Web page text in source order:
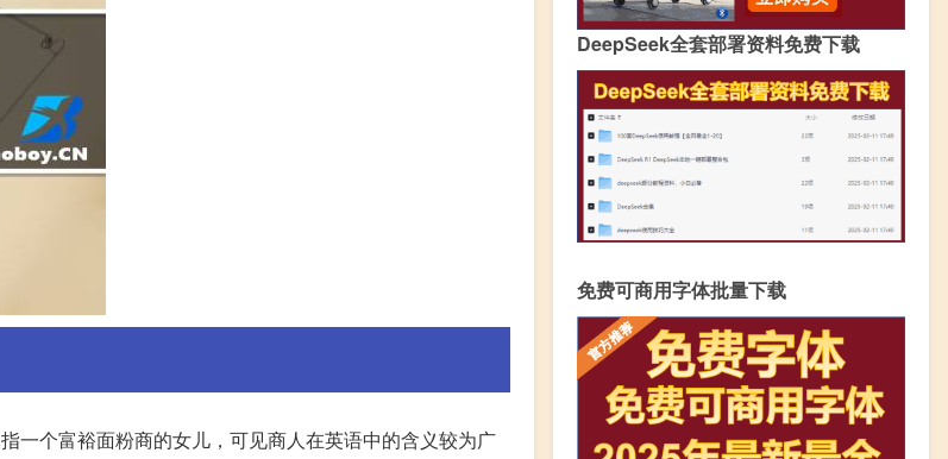
一个富裕面粉商的女儿，可见商人在英语中的含义较为广
DeepSeek全套部署资料免费下载
免费可商用字体批量下载